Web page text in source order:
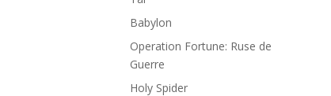
Babylon
Operation Fortune: Ruse de
Guerre
Holy Spider